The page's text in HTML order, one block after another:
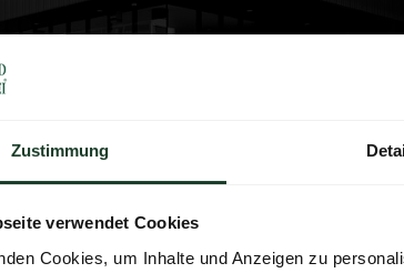
Zustimmung
verwendet Cookies
Cookies, um Inhalte und Anzeigen zu